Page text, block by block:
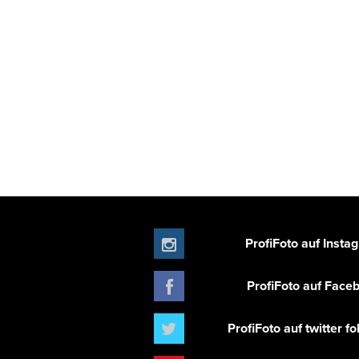
ProfiFoto auf
ProfiFoto auf
ProfiFoto auf twitter